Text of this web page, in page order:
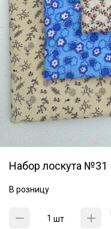
Набор лоскута №31
В розницу
шт